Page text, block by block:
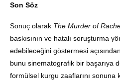
Son Söz
Sonuç olarak The Murder of
baskısının ve hatalı soruşturma
edebileceğini göstermesi
bunu sinematografik bir başarıya
formülsel kurgu zaaflarını sonuna